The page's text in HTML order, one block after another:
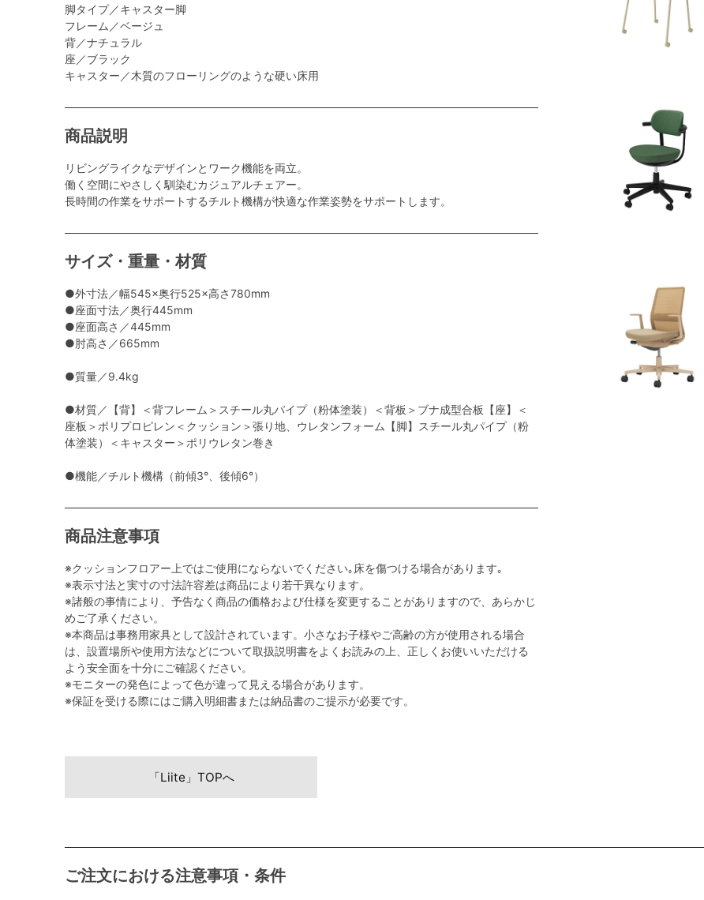
脚タイプ／キャスター脚
フレーム／ベージュ
背／ナチュラル
座／ブラック
キャスター／木質のフローリングのような硬い床用
商品説明
リビングライクなデザインとワーク機能を両立。
働く空間にやさしく馴染むカジュアルチェアー。
長時間の作業をサポートするチルト機構が快適な作業姿勢をサポートします。
サイズ・重量・材質
●外寸法／幅545×奥行525×高さ780mm
●座面寸法／奥行445mm
●座面高さ／445mm
●肘高さ／665mm
●質量／9.4kg
●材質／【背】＜背フレーム＞スチール丸パイプ（粉体塗装）＜背板＞ブナ成型合板【座】＜
座板＞ポリプロピレン＜クッション＞張り地、ウレタンフォーム【脚】スチール丸パイプ（粉
体塗装）＜キャスター＞ポリウレタン巻き
●機能／チルト機構（前傾3°、後傾6°）
商品注意事項
※クッションフロアー上ではご使用にならないでください｡床を傷つける場合があります｡
※表示寸法と実寸の寸法許容差は商品により若干異なります。
※諸般の事情により、予告なく商品の価格および仕様を変更することがありますので、あらかじ
めご了承ください。
※本商品は事務用家具として設計されています。小さなお子様やご高齢の方が使用される場合
は、設置場所や使用方法などについて取扱説明書をよくお読みの上、正しくお使いいただける
よう安全面を十分にご確認ください。
※モニターの発色によって色が違って見える場合があります。
※保証を受ける際にはご購入明細書または納品書のご提示が必要です。
「Liite」TOPへ
ご注文における注意事項・条件